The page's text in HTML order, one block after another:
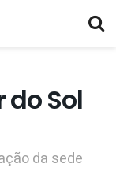
Sol
da sede